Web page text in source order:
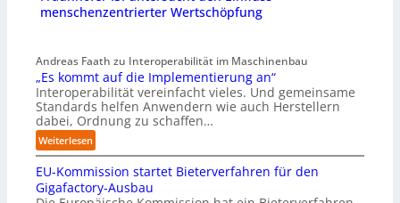
menschenzentrierter Wertschöpfung
Andreas Faath zu Interoperabilität im Maschinenbau
„Es kommt auf die Implementierung an“
Interoperabilität vereinfacht vieles. Und gemeinsame
Standards helfen Anwendern wie auch Herstellern
dabei, Ordnung zu schaffen…
Weiterlesen:
„
E
s
k
EU-Kommission startet Bieterverfahren für den
Gigafactory-Ausbau